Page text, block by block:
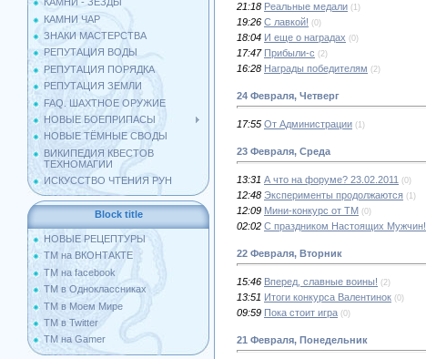
КАМНИ ЧАР
ЗНАКИ МАСТЕРСТВА
РЕПУТАЦИЯ ВОДЫ
РЕПУТАЦИЯ ПОРЯДКА
РЕПУТАЦИЯ ЗЕМЛИ
FAQ. ШАХТНОЕ ОРУЖИЕ
НОВЫЕ БОЕПРИПАСЫ
НОВЫЕ ТЁМНЫЕ СВОДЫ
ВИКИПЕДИЯ КВЕСТОВ
ТЕХНОМАГИИ
ИСКУССТВО ЧТЕНИЯ РУН
Block title
НОВЫЕ РЕЦЕПТУРЫ
ТМ на ВКОНТАКТЕ
ТМ на facebook
ТМ в Одноклассниках
ТМ в Моем Мире
ТМ в Twitter
ТМ на Gamer
21:18 Реальные медали (1)
19:26 С лавкой! (0)
18:04 И еще о наградах (0)
17:47 Прибыли-с (2)
16:28 Награды победителям (2)
24 Февраля, Четверг
17:55 От Администрации (1)
23 Февраля, Среда
13:31 А что на форуме? 23.02.2011 (0)
12:48 Эксперименты продолжаются (1)
12:09 Мини-конкурс от ТМ (0)
02:02 С праздником Настоящих Мужчин!
22 Февраля, Вторник
15:46 Вперед, славные воины! (2)
13:51 Итоги конкурса Валентинок (0)
09:59 Пока стоит игра (0)
21 Февраля, Понедельник